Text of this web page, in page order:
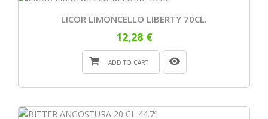
LICOR LIMONCELLO LIBERTY 70CL.
12,28 €
ADD TO CART